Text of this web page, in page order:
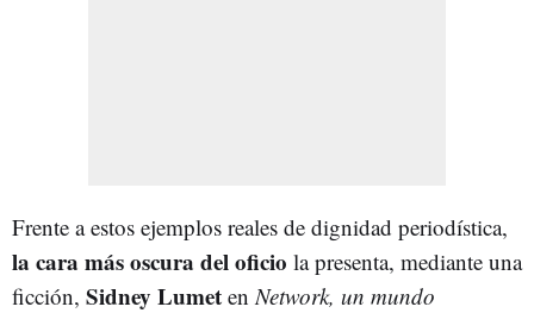
Frente a estos ejemplos reales de dignidad periodística,
la cara más oscura del oficio la presenta, mediante una
ficción, Sidney Lumet en Network, un mundo